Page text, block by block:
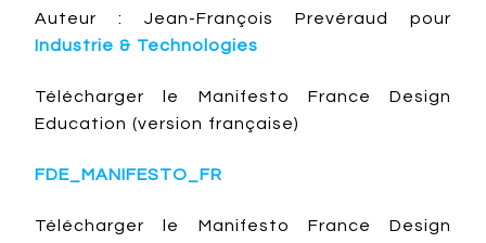
Auteur : Jean-François Prevéraud pour
Industrie & Technologies
Télécharger le Manifesto France Design
Education (version française)
FDE_MANIFESTO_FR
Télécharger le Manifesto France Design